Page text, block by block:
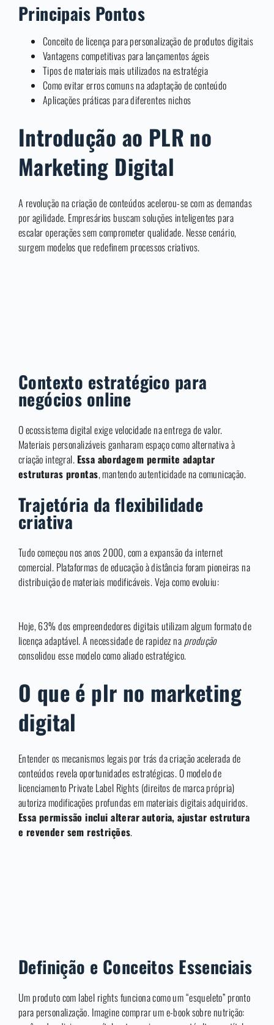
Principais Pontos
Conceito de licença para personalização de produtos digitais
Vantagens competitivas para lançamentos ágeis
Tipos de materiais mais utilizados na estratégia
Como evitar erros comuns na adaptação de conteúdo
Aplicações práticas para diferentes nichos
Introdução ao PLR no
Marketing Digital
A revolução na criação de conteúdos acelerou-se com as demandas
por agilidade. Empresários buscam soluções inteligentes para
escalar operações sem comprometer qualidade. Nesse cenário,
surgem modelos que redefinem processos criativos.
Contexto estratégico para
negócios online
O ecossistema digital exige velocidade na entrega de valor.
Materiais personalizáveis ganharam espaço como alternativa à
criação integral. Essa abordagem permite adaptar
estruturas prontas, mantendo autenticidade na comunicação.
Trajetória da flexibilidade
criativa
Tudo começou nos anos 2000, com a expansão da internet
comercial. Plataformas de educação à distância foram pioneiras na
distribuição de materiais modificáveis. Veja como evoluiu:
Hoje, 63% dos empreendedores digitais utilizam algum formato de
licença adaptável. A necessidade de rapidez na produção
consolidou esse modelo como aliado estratégico.
O que é plr no marketing
digital
Entender os mecanismos legais por trás da criação acelerada de
conteúdos revela oportunidades estratégicas. O modelo de
licenciamento Private Label Rights (direitos de marca própria)
autoriza modificações profundas em materiais digitais adquiridos.
Essa permissão inclui alterar autoria, ajustar estrutura
e revender sem restrições.
Definição e Conceitos Essenciais
Um produto com label rights funciona como um “esqueleto” pronto
para personalização. Imagine comprar um e-book sobre nutrição: